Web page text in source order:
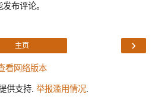
布评论。
›
主页
看网络版本
供支持. 举报滥用情况.